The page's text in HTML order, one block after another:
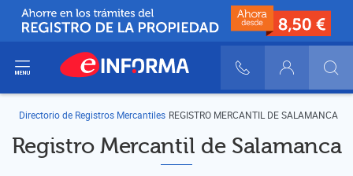
900 10 30 20
Login
del menú
Directorio de Registros Mercantiles REGISTRO MERCANTIL DE SALAMANCA
Registro Mercantil de Salamanca